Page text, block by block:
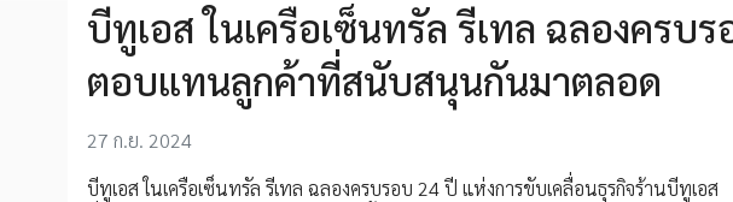
บีทูเอส ในเครือเซ็นทรัล รีเทล ฉลองครบ
ตอบแทนลูกค้าที่สนับสนุนกันมาตลอด
27 ก.ย. 2024
บีทูเอส ในเครือเซ็นทรัล รีเทล ฉลองครบรอบ 24 ปี แห่งการขับเคลื่อนธุรกิจร้านบีทูเอส